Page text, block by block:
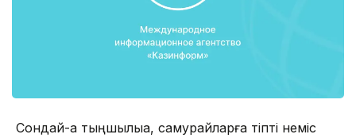
Сондай-ақ тыңшылыққа, самурайларға тіпті неміс